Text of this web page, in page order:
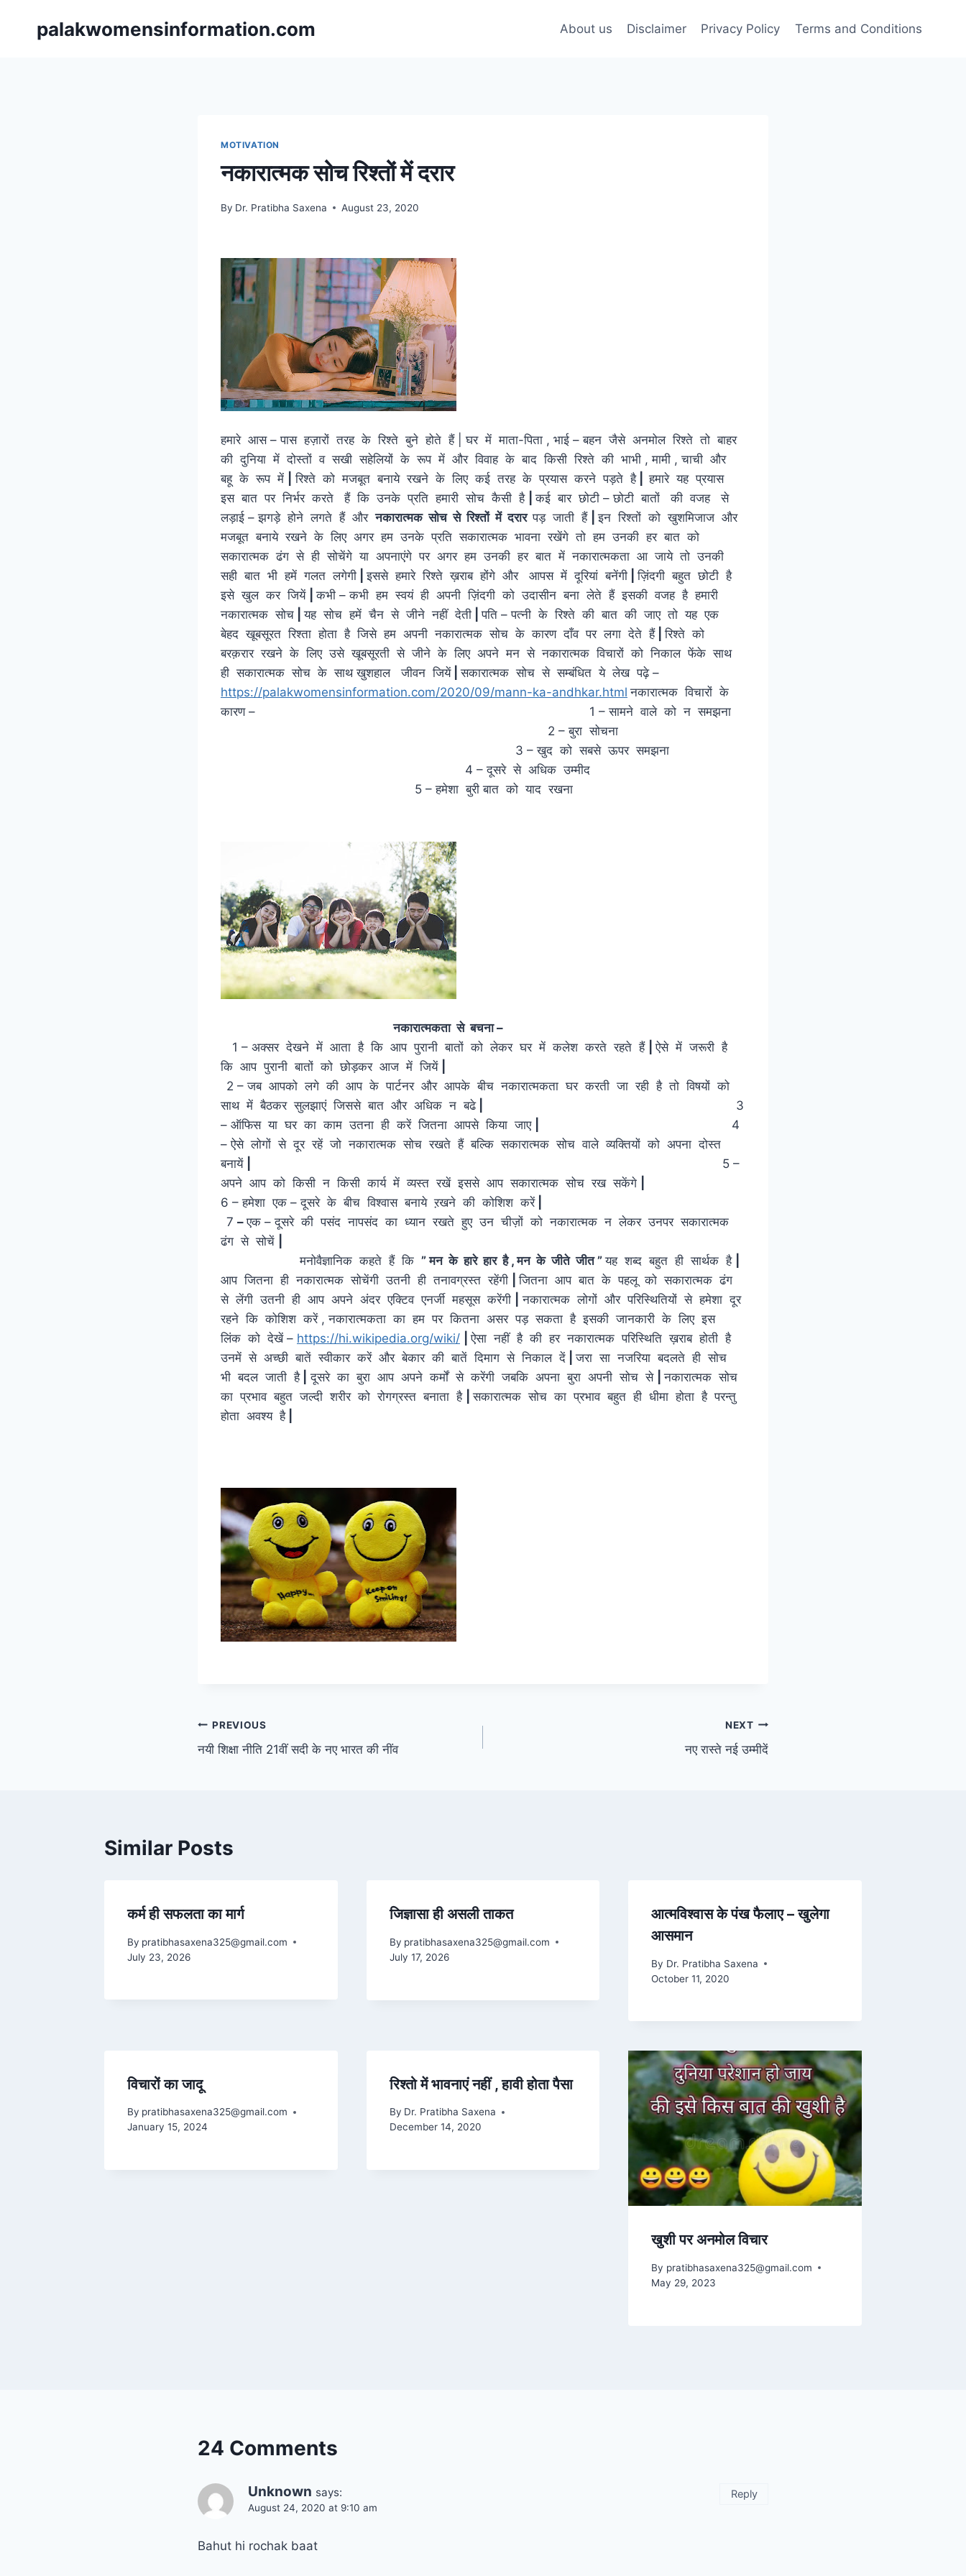
palakwomensinformation.com About us Disclaimer Privacy Policy Terms and Conditions
MOTIVATION
नकारात्मक सोच रिश्तों में दरार
By Dr. Pratibha Saxena August 23, 2020
हमारे आस – पास हज़ारों तरह के रिश्ते बुने होते हैं | घर में माता-पिता , भाई – बहन जैसे अनमोल रिश्ते तो बाहर
की दुनिया में दोस्तों व सखी सहेलियों के रूप में और विवाह के बाद किसी रिश्ते की भाभी , मामी , चाची और
बहू के रूप में
रिश्ते को मजबूत बनाये रखने के लिए कई तरह के प्रयास करने पड़ते है|हमारे यह प्रयास
इस बात पर निर्भर करते हैं कि उनके प्रति हमारी सोच कैसी है
|कई बार छोटी – छोटी बातों की वजह से
लड़ाई – झगड़े होने लगते हैं औरनकारात्मक सोच से रिश्तों में दरारपड़ जाती हैं |इन रिश्तों को खुशमिजाज और
मजबूत बनाये रखने के लिए अगर हम उनके प्रति सकारात्मक भावना रखेंगे तो हम उनकी हर बात को
सकारात्मक ढंग से ही सोचेंगे या अपनाएंगे पर अगर हम उनकी हर बात में नकारात्मकता आ जाये तो उनकी
सही बात भी हमें गलत लगेगी |इससे हमारे रिश्ते ख़राब होंगे और आपस में दूरियां बनेंगी |ज़िंदगी बहुत छोटी है
इसे खुल कर जियें
|कभी – कभी हम स्वयं ही अपनी ज़िंदगी को उदासीन बना लेते हैं इसकी वजह है हमारी
नकारात्मक सोच |यह सोच हमें चैन से जीने नहीं देती |पति – पत्नी के रिश्ते की बात की जाए तो यह एक
बेहद खूबसूरत रिश्ता होता है जिसे हम अपनी नकारात्मक सोच के कारण दाँव पर लगा देते हैं|रिश्ते को
बरक़रार रखने के लिए उसे खूबसूरती से जीने के लिए अपने मन से नकारात्मक विचारों को निकाल फेंके साथ
ही सकारात्मक सोच के साथ खुशहाल जीवन जियें|सकारात्मक सोच से सम्बंधित ये लेख पढ़े –
https://palakwomensinformation.com/2020/09/mann-ka-andhkar.html नकारात्मक विचारों के
कारण – 1 – सामने वाले को न समझना
2 – बुरा सोचना
3 – खुद को सबसे ऊपर समझना
4 – दूसरे से अधिक उम्मीद
5 – हमेशा बुरी बात को याद रखना
नकारात्मकता से बचना –
1 – अक्सर देखने में आता है कि आप पुरानी बातों को लेकर घर में कलेश करते रहते हैं
|ऐसे में जरूरी है
कि आप पुरानी बातों को छोड़कर आज में जियें
2 – जब आपको लगे की आप के पार्टनर और आपके बीच नकारात्मकता घर करती जा रही है तो विषयों को
साथ में बैठकर सुलझाएं जिससे बात और अधिक न बढे| 3
– ऑफिस या घर का काम उतना ही करें जितना आपसे किया जाए
4
– ऐसे लोगों से दूर रहें जो नकारात्मक सोच रखते हैं बल्कि सकारात्मक सोच वाले व्यक्तियों को अपना दोस्त
बनायें
5 –
अपने आप को किसी न किसी कार्य में व्यस्त रखें इससे आप सकारात्मक सोच रख सकेंगे
6 – हमेशा एक – दूसरे के बीच विश्वास बनाये ऱखने की कोशिश करें|
7 –एक – दूसरे की पसंद नापसंद का ध्यान रखते हुए उन चीज़ों को नकारात्मक न लेकर उनपर सकारात्मक
ढंग से सोचें
मनोवैज्ञानिक कहते हैं कि ” मन के हारे हार है , मन के जीते जीत ”यह शब्द बहुत ही सार्थक है
आप जितना ही नकारात्मक सोचेंगी उतनी ही तनावग्रस्त रहेंगी
|जितना आप बात के पहलू को सकारात्मक ढंग
से लेंगी उतनी ही आप अपने अंदर एक्टिव एनर्जी महसूस करेंगी
नकारात्मक लोगों और परिस्थितियों से हमेशा दूर
रहने कि कोशिश करें , नकारात्मकता का हम पर कितना असर पड़ सकता है इसकी जानकारी के लिए इस
लिंक को देखें – https://hi.wikipedia.org/wiki/ |ऐसा नहीं है की हर नकारात्मक परिस्थिति ख़राब होती है
उनमें से अच्छी बातें स्वीकार करें और बेकार की बातें दिमाग से निकाल दें |जरा सा नजरिया बदलते ही सोच
भी बदल जाती है| दूसरे का बुरा आप अपने कर्मों से करेंगी जबकि अपना बुरा अपनी सोच से |नकारात्मक सोच
का प्रभाव बहुत जल्दी शरीर को रोगग्रस्त बनाता है
|सकारात्मक सोच का प्रभाव बहुत ही धीमा होता है परन्तु
होता अवश्य है|
Post
navigation
PREVIOUS
नयी शिक्षा नीति 21वीं सदी के नए भारत की नींव
NEXT
नए रास्ते नई उम्मीदें
Similar Posts
कर्म ही सफलता का मार्ग
By pratibhasaxena325@gmail.com
July 23, 2026
जिज्ञासा ही असली ताकत
By pratibhasaxena325@gmail.com
July 17, 2026
आत्मविश्वास के पंख फैलाए – खुलेगा
आसमान
By Dr. Pratibha Saxena
October 11, 2020
विचारों का जादू
By pratibhasaxena325@gmail.com
January 15, 2024
रिश्तो में भावनाएं नहीं , हावी होता पैसा
By Dr. Pratibha Saxena
December 14, 2020
खुशी पर अनमोल विचार
By pratibhasaxena325@gmail.com
May 29, 2023
24 Comments
Unknown says:
August 24, 2020 at 9:10 am
Bahut hi rochak baat
Reply